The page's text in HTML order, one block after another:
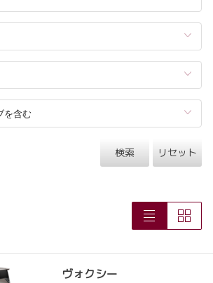
検索 リセット
ヴォクシー